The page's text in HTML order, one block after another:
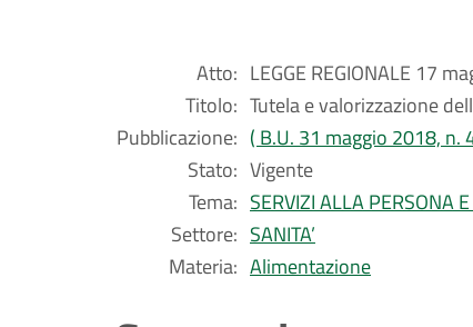
Atto: LEGGE REGIONALE 17
Titolo: Tutela e valorizzazione
Pubblicazione: ( B.U. 31 maggio 2018, n.
Stato: Vigente
Tema: SERVIZI ALLA PERSONA
Settore: SANITA’
Materia: Alimentazione